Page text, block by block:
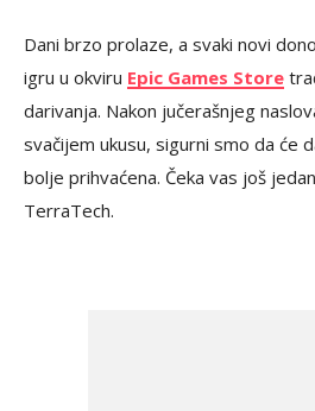
Dani brzo prolaze, a svaki novi
igru u okviru Epic Games Store
darivanja. Nakon jučerašnjeg
svačijem ukusu, sigurni smo da će
bolje prihvaćena. Čeka vas još
TerraTech.